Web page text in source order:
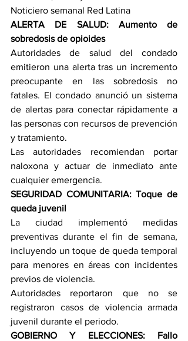
Noticiero semanal Red Latina
ALERTA DE SALUD: Aumento de
sobredosis de opioides
Autoridades de salud del condado
emitieron una alerta tras un incremento
preocupante en las sobredosis no
fatales. El condado anunció un sistema
de alertas para conectar rápidamente a
las personas con recursos de prevención
y tratamiento.
Las autoridades recomiendan portar
naloxona y actuar de inmediato ante
cualquier emergencia.
SEGURIDAD COMUNITARIA: Toque de
queda juvenil
La ciudad implementó medidas
preventivas durante el fin de semana,
incluyendo un toque de queda temporal
para menores en áreas con incidentes
previos de violencia.
Autoridades reportaron que no se
registraron casos de violencia armada
juvenil durante el periodo.
GOBIERNO Y ELECCIONES: Fallo